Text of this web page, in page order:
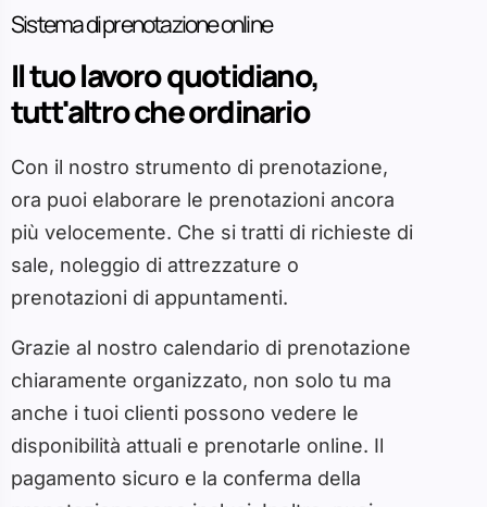
Sistema di prenotazione online
Il tuo lavoro quotidiano,
tutt'altro che ordinario
Con il nostro strumento di prenotazione,
ora puoi elaborare le prenotazioni ancora
più velocemente. Che si tratti di richieste di
sale, noleggio di attrezzature o
prenotazioni di appuntamenti.
Grazie al nostro calendario di prenotazione
chiaramente organizzato, non solo tu ma
anche i tuoi clienti possono vedere le
disponibilità attuali e prenotarle online. Il
pagamento sicuro e la conferma della